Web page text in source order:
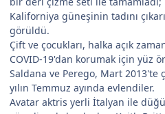
Kaliforniya güneşinin tadını
görüldü.
Çift ve çocukları, halka açık
COVID-19'dan korumak için yüz
Saldana ve Perego, Mart 2013'te
yılın Temmuz ayında evlendiler.
Avatar aktris yerli İtalyan ile